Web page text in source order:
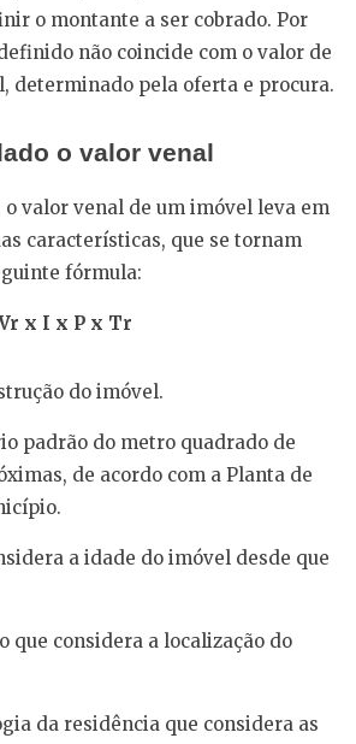
o montante a ser cobrado. Por
não coincide com o valor de
determinado pela oferta e procura.
o valor venal
o valor venal de um imóvel leva em
características, que se tornam
fórmula:
x I x P x Tr
do imóvel.
padrão do metro quadrado de
de acordo com a Planta de
a idade do imóvel desde que
que considera a localização do
da residência que considera as